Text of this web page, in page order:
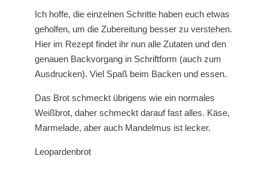
Ich hoffe, die einzelnen Schritte haben euch etwas
geholfen, um die Zubereitung besser zu verstehen.
Hier im Rezept findet ihr nun alle Zutaten und den
genauen Backvorgang in Schriftform (auch zum
Ausdrucken). Viel Spaß beim Backen und essen.
Das Brot schmeckt übrigens wie ein normales
Weißbrot, daher schmeckt darauf fast alles. Käse,
Marmelade, aber auch Mandelmus ist lecker.
Leopardenbrot